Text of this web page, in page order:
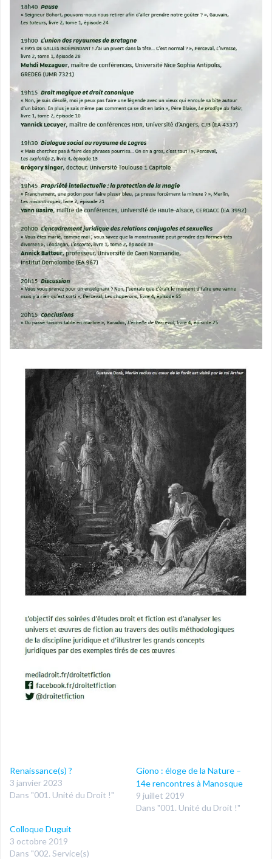
Renaissance(s) ?
3 janvier 2023
Dans "001. Unité du Droit !"
Giono : éloge de la Nature –
14e rencontres à Manosque
9 juillet 2019
Dans "001. Unité du Droit !"
Colloque Duguit
3 octobre 2019
Dans "002. Service(s)